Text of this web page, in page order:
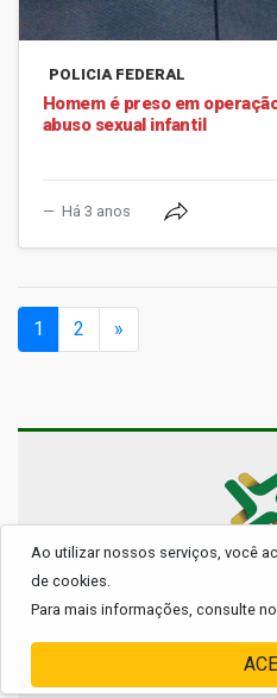
POLICIA FEDERAL
Homem é preso em
abuso sexual infantil
Há 3 anos
1 (current)
2 »
Ao utilizar nossos serviços, você
de cookies.
Para mais informações, consulte
© 2026 - Todos os